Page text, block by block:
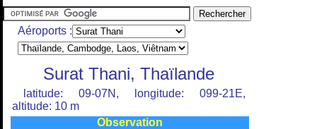
Aéroports :
Surat Thani, Thaïlande
latitude: 09-07N, longitude: 099-21E,
altitude: 10 m
Observation